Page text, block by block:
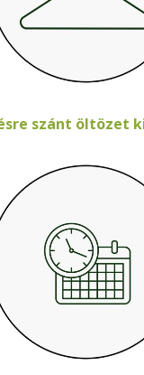
szánt öltözet